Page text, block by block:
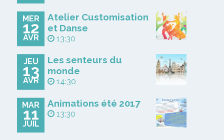
MER
12
AVR
Atelier Customisation
et Danse
13:30
JEU
13
AVR
Les senteurs du
monde
14:30
MAR
11
JUIL
Animations été 2017
13:30